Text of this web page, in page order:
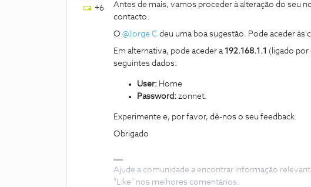
+6
Antes de mais, vamos proceder à alteração do seu
contacto.
O @Jorge C deu uma boa sugestão. Pode aceder às
Em alternativa, pode aceder a 192.168.1.1 (ligado por
seguintes dados:
User: Home
Password: zonnet.
Experimente e, por favor, dê-nos o seu feedback.
Obrigado
Ajude a comunidade a encontrar informação
"Like" nos melhores comentários.